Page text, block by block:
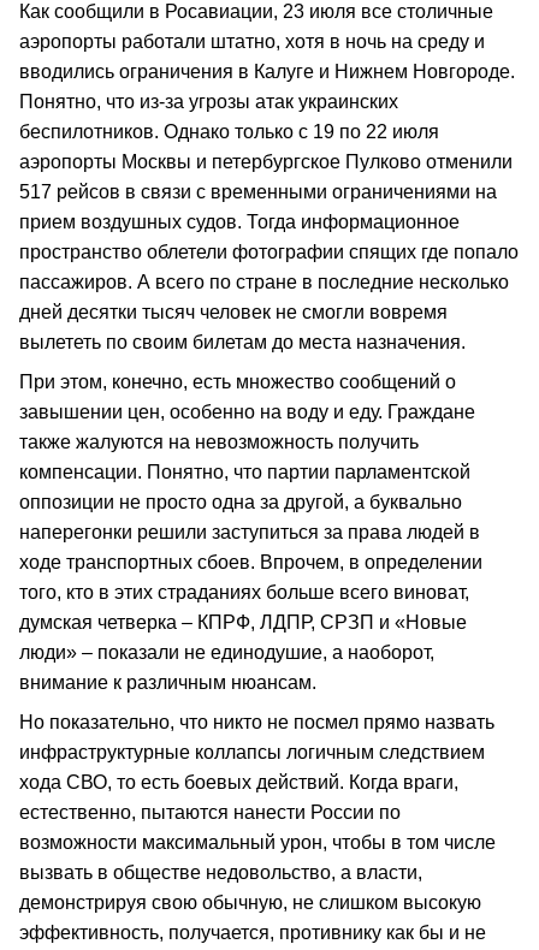
Как сообщили в Росавиации, 23 июля все столичные
аэропорты работали штатно, хотя в ночь на среду и
вводились ограничения в Калуге и Нижнем Новгороде.
Понятно, что из-за угрозы атак украинских
беспилотников. Однако только с 19 по 22 июля
аэропорты Москвы и петербургское Пулково отменили
517 рейсов в связи с временными ограничениями на
прием воздушных судов. Тогда информационное
пространство облетели фотографии спящих где попало
пассажиров. А всего по стране в последние несколько
дней десятки тысяч человек не смогли вовремя
вылететь по своим билетам до места назначения.
При этом, конечно, есть множество сообщений о
завышении цен, особенно на воду и еду. Граждане
также жалуются на невозможность получить
компенсации. Понятно, что партии парламентской
оппозиции не просто одна за другой, а буквально
наперегонки решили заступиться за права людей в
ходе транспортных сбоев. Впрочем, в определении
того, кто в этих страданиях больше всего виноват,
думская четверка – КПРФ, ЛДПР, СРЗП и «Новые
люди» – показали не единодушие, а наоборот,
внимание к различным нюансам.
Но показательно, что никто не посмел прямо назвать
инфраструктурные коллапсы логичным следствием
хода СВО, то есть боевых действий. Когда враги,
естественно, пытаются нанести России по
возможности максимальный урон, чтобы в том числе
вызвать в обществе недовольство, а власти,
демонстрируя свою обычную, не слишком высокую
эффективность, получается, противнику как бы и не